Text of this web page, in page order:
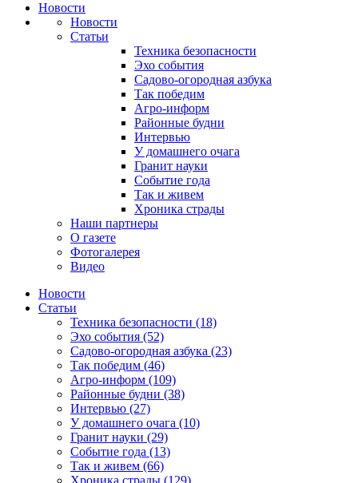
Новости
Новости
Статьи
Техника безопасности
Эхо события
Садово-огородная азбука
Так победим
Агро-информ
Районные будни
Интервью
У домашнего очага
Гранит науки
Событие года
Так и живем
Хроника страды
Наши партнеры
О газете
Фотогалерея
Видео
Новости
Статьи
Техника безопасности (18)
Эхо события (52)
Садово-огородная азбука (23)
Так победим (46)
Агро-информ (109)
Районные будни (38)
Интервью (27)
У домашнего очага (10)
Гранит науки (29)
Событие года (13)
Так и живем (66)
Хроника страды (129)